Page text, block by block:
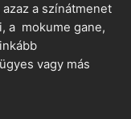
a színátmenet
a mokume gane,
vagy más